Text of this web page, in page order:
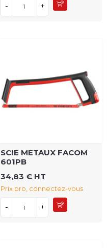
- +
SCIE METAUX FACOM
601PB
34,83 € HT
Prix pro, connectez-vous
- +